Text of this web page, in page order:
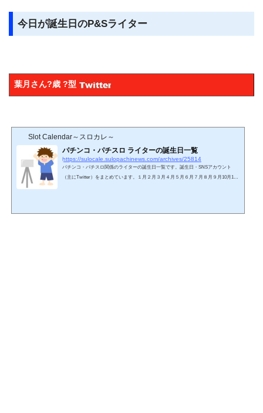
今日が誕生日のP&Sライター
葉月さん?歳 ?型
Slot Calendar～スロカレ～
パチンコ・パチスロ ライターの誕生日一覧
https://sulocale.sulopachinews.com/archives/25814
パチンコ・パチスロ関係のライターの誕生日一覧です。誕生日・SNSアカウント
（主にTwitter）をまとめています。１月２月３月４月５月６月７月８月９月10月11